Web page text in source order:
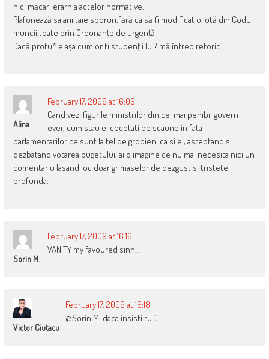
nici măcar ierarhia actelor normative.
Plafonează salarii,taie sporuri,fără ca să fi modificat o iotă din Codul
muncii,toate prin Ordonanţe de urgenţă!
Dacă profu* e aşa cum or fi studenţii lui? mă întreb retoric.
Alina
February 17, 2009 at 16:06
Cand vezi figurile ministrilor din cel mai penibil guvern
ever, cum stau ei cocotati pe scaune in fata
parlamentarilor ce sunt la fel de grobieni ca si ei, asteptand si
dezbatand votarea bugetului, ai o imagine ce nu mai necesita nici un
comentariu lasand loc doar grimaselor de dezgust si tristete
profunda.
Sorin M.
February 17, 2009 at 16:16
VANITY my favoured sinn…
Victor Ciutacu
February 17, 2009 at 16:18
@Sorin M: daca insisti tu:)